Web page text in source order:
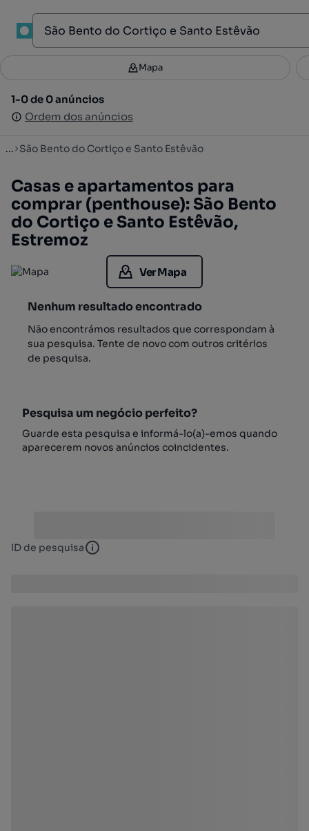
Filtros 2
1-0 de 0 anúncios
Ordem dos anúncios
Mapa
1-0 de 0 anúncios
Ordem dos anúncios
... São Bento do Cortiço e Santo Estêvão
Casas e apartamentos para
comprar (penthouse): São Bento
do Cortiço e Santo Estêvão,
Estremoz
Ver Mapa
Nenhum resultado encontrado
Não encontrámos resultados que correspondam à
sua pesquisa. Tente de novo com outros critérios
de pesquisa.
Pesquisa um negócio perfeito?
Guarde esta pesquisa e informá-lo(a)-emos quando
aparecerem novos anúncios coincidentes.
ID de pesquisa ID de pesquisa